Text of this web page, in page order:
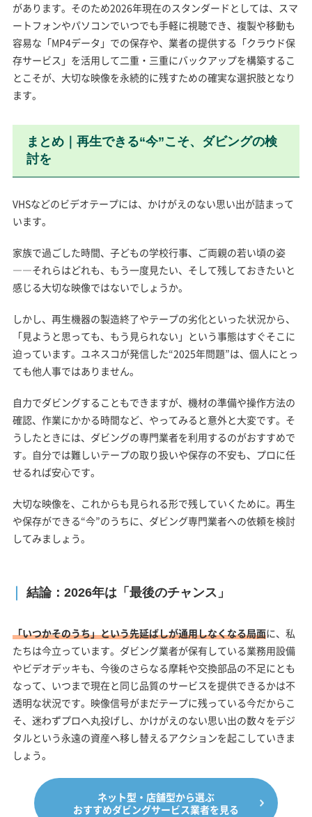
があります。そのため2026年現在のスタンダードとしては、スマ
ートフォンやパソコンでいつでも手軽に視聴でき、複製や移動も
容易な「MP4データ」での保存や、業者の提供する「クラウド保
存サービス」を活用して二重・三重にバックアップを構築するこ
とこそが、大切な映像を永続的に残すための確実な選択肢となり
ます。
まとめ｜再生できる“今”こそ、ダビングの検
討を
VHSなどのビデオテープには、かけがえのない思い出が詰まって
います。
家族で過ごした時間、子どもの学校行事、ご両親の若い頃の姿
――それらはどれも、もう一度見たい、そして残しておきたいと
感じる大切な映像ではないでしょうか。
しかし、再生機器の製造終了やテープの劣化といった状況から、
「見ようと思っても、もう見られない」という事態はすぐそこに
迫っています。ユネスコが発信した“2025年問題”は、個人にとっ
ても他人事ではありません。
自力でダビングすることもできますが、機材の準備や操作方法の
確認、作業にかかる時間など、やってみると意外と大変です。そ
うしたときには、ダビングの専門業者を利用するのがおすすめで
す。自分では難しいテープの取り扱いや保存の不安も、プロに任
せるれば安心です。
大切な映像を、これからも見られる形で残していくために。再生
や保存ができる“今”のうちに、ダビング専門業者への依頼を検討
してみましょう。
結論：2026年は「最後のチャンス」
「いつかそのうち」という先延ばしが通用しなくなる局面に、私
たちは今立っています。ダビング業者が保有している業務用設備
やビデオデッキも、今後のさらなる摩耗や交換部品の不足にとも
なって、いつまで現在と同じ品質のサービスを提供できるかは不
透明な状況です。映像信号がまだテープに残っている今だからこ
そ、迷わずプロへ丸投げし、かけがえのない思い出の数々をデジ
タルという永遠の資産へ移し替えるアクションを起こしていきま
しょう。
ネット型・店舗型から選ぶ
おすすめダビングサービス業者を見る